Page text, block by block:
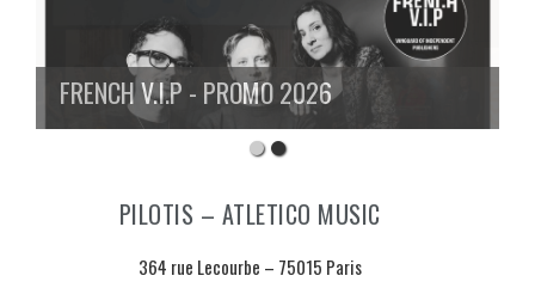
FRENCH V.I.P - PROMO 2026
PILOTIS – ATLETICO MUSIC
364 rue Lecourbe – 75015 Paris